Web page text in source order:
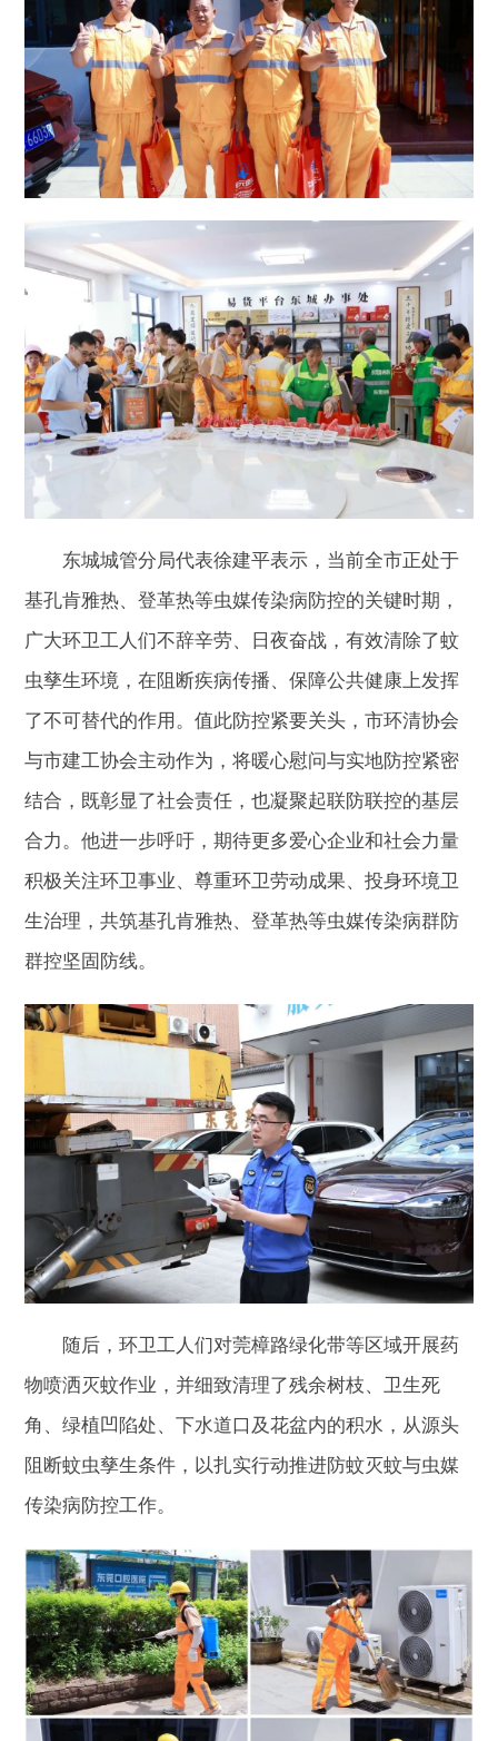
东城城管分局代表徐建平表示，当前全市正处于
基孔肯雅热、登革热等虫媒传染病防控的关键时期，
广大环卫工人们不辞辛劳、日夜奋战，有效清除了蚊
虫孳生环境，在阻断疾病传播、保障公共健康上发挥
了不可替代的作用。值此防控紧要关头，市环清协会
与市建工协会主动作为，将暖心慰问与实地防控紧密
结合，既彰显了社会责任，也凝聚起联防联控的基层
合力。他进一步呼吁，期待更多爱心企业和社会力量
积极关注环卫事业、尊重环卫劳动成果、投身环境卫
生治理，共筑基孔肯雅热、登革热等虫媒传染病群防
群控坚固防线。
随后，环卫工人们对莞樟路绿化带等区域开展药
物喷洒灭蚊作业，并细致清理了残余树枝、卫生死
角、绿植凹陷处、下水道口及花盆内的积水，从源头
阻断蚊虫孳生条件，以扎实行动推进防蚊灭蚊与虫媒
传染病防控工作。